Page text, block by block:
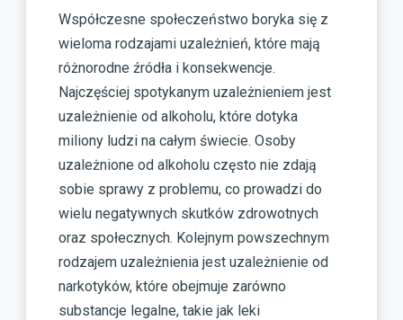
Współczesne społeczeństwo boryka się z
wieloma rodzajami uzależnień, które mają
różnorodne źródła i konsekwencje.
Najczęściej spotykanym uzależnieniem jest
uzależnienie od alkoholu, które dotyka
miliony ludzi na całym świecie. Osoby
uzależnione od alkoholu często nie zdają
sobie sprawy z problemu, co prowadzi do
wielu negatywnych skutków zdrowotnych
oraz społecznych. Kolejnym powszechnym
rodzajem uzależnienia jest uzależnienie od
narkotyków, które obejmuje zarówno
substancje legalne, takie jak leki